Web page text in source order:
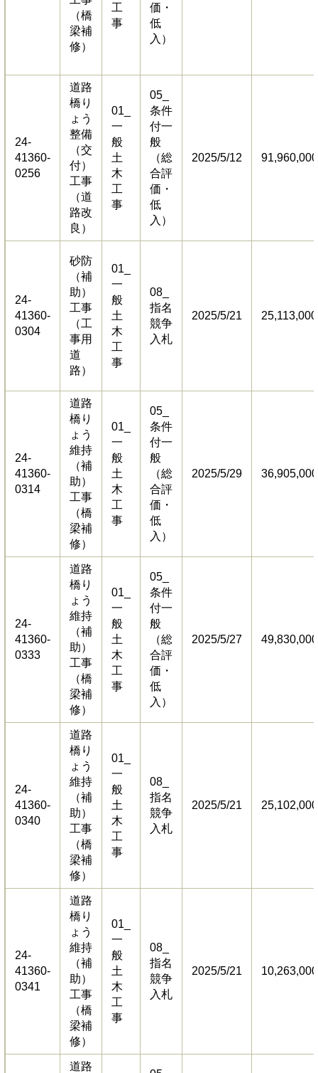
（橋
梁補
修）
工
事
価・
低
入）
24-
41360-
0256
道路
橋り
ょう
整備
（交
付）
工事
（道
路改
良）
01_
一
般
土
木
工
事
05_
条件
付一
般
（総
合評
価・
低
入）
2025/5/12 91,960,000
24-
41360-
0304
砂防
（補
助）
工事
（工
事用
道
路）
01_
一
般
土
木
工
事
08_
指名
競争
入札
2025/5/21 25,113,000
24-
41360-
0314
道路
橋り
ょう
維持
（補
助）
工事
（橋
梁補
修）
01_
一
般
土
木
工
事
05_
条件
付一
般
（総
合評
価・
低
入）
2025/5/29 36,905,000
24-
41360-
0333
道路
橋り
ょう
維持
（補
助）
工事
（橋
梁補
修）
01_
一
般
土
木
工
事
05_
条件
付一
般
（総
合評
価・
低
入）
2025/5/27 49,830,000
24-
41360-
0340
道路
橋り
ょう
維持
（補
助）
工事
（橋
梁補
修）
01_
一
般
土
木
工
事
​08_
指名
競争
入札
2025/5/21 25,102,000
24-
41360-
0341
道路
橋り
ょう
維持
（補
助）
工事
（橋
梁補
修）
01_
一
般
土
木
工
事
​08_
指名
競争
入札
2025/5/21 10,263,000
道路